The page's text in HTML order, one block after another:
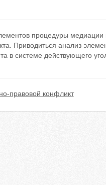
процедуры
Приводиться анализ
в системе действующего
правовой конфликт